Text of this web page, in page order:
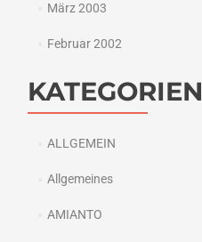
März 2003
Februar 2002
KATEGORIEN
ALLGEMEIN
Allgemeines
AMIANTO